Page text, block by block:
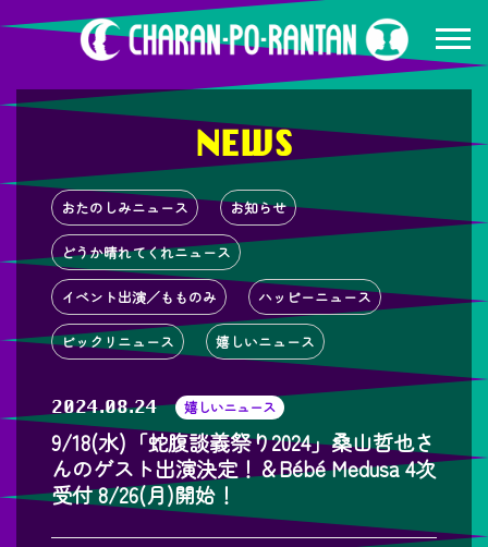
NEWS
おたのしみニュース お知らせ
どうか晴れてくれニュース
イベント出演／もものみ ハッピーニュース
ビックリニュース 嬉しいニュース
2024.08.24 嬉しいニュース
9/18(水)「蛇腹談義祭り2024」桑山哲也さ
んのゲスト出演決定！＆Bébé Medusa 4次
受付 8/26(月)開始！